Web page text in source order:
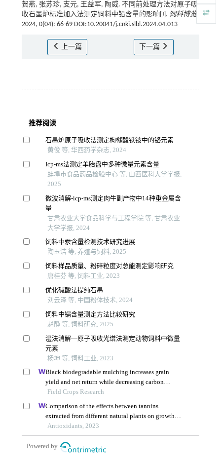
贺燕, 张苏珍, 支元, 王益军, 陶威. 不同前处理方法对原子吸
收石墨炉标准加入法测定饲料中铅含量的影响[J]. 饲料博览
2024, 0(04): 66-69 DOI:10.20041/j.cnki.slbl.2024.04.013
上一篇 下一篇